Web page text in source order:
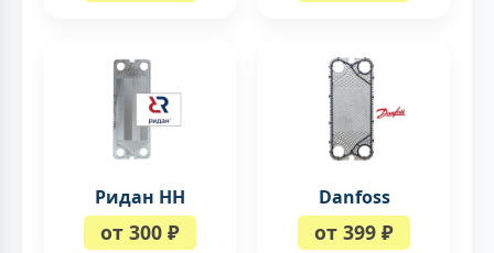
Ридан НН
от 300 ₽
Danfoss
от 399 ₽